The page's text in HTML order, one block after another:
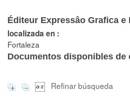
Éditeur Expressâo Grafica e
localizada en :
Fortaleza
Documentos disponibles de
Refinar búsqueda